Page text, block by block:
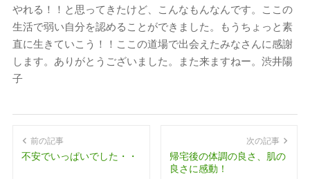
やれる！！と思ってきたけど、こんなもんなんです。ここの
生活で弱い自分を認めることができました。もうちょっと素
直に生きていこう！！ここの道場で出会えたみなさんに感謝
します。ありがとうございました。また来ますねー。渋井陽
子
前の記事
不安でいっぱいでした・・
次の記事
帰宅後の体調の良さ、肌の
良さに感動！